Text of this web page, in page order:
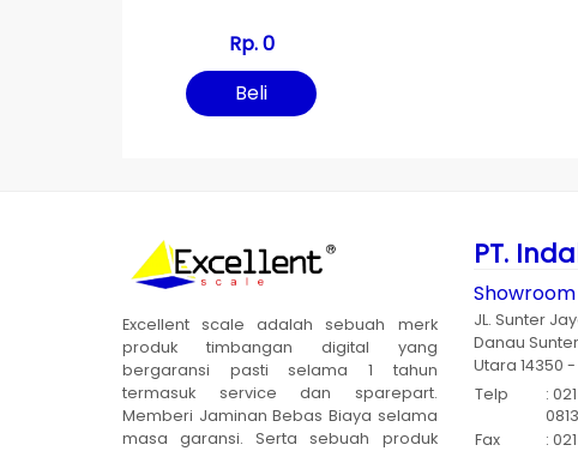
Rp. 0
Beli
Excellent scale adalah sebuah merk
produk timbangan digital yang
bergaransi pasti selama 1 tahun
termasuk service dan sparepart.
Memberi Jaminan Bebas Biaya selama
masa garansi. Serta sebuah produk
PT.
JL. Sunter
Danau
Utara 14350
Telp
:
Fax
: